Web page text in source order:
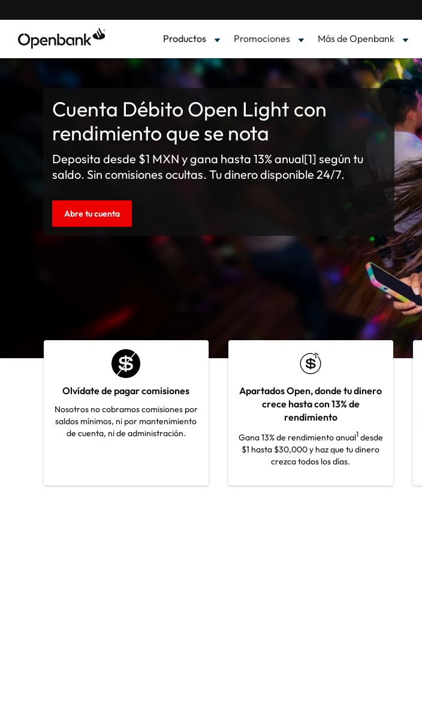
Productos Promociones Más de Openbank
Cuenta Débito Open Light con
rendimiento que se nota
Deposita desde $1 MXN y gana hasta 13% anual[1] según tu
saldo. Sin comisiones ocultas. Tu dinero disponible 24/7.
Abre tu cuenta
Olvídate de pagar comisiones
Nosotros no cobramos comisiones por
saldos mínimos, ni por mantenimiento
de cuenta, ni de administración.
Apartados Open, donde tu dinero
crece hasta con 13% de
rendimiento
Gana 13% de rendimiento anual1desde
$1 hasta $30,000 y haz que tu dinero
crezca todos los días.